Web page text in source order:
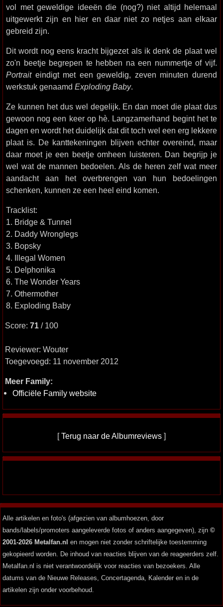
vol met geweldige ideeën die (nog?) niet altijd helemaal
uitgewerkt zijn en hier en daar niet zo netjes aan elkaar
gebreid zijn.
Dit wordt nog eens kracht bijgezet als ik denk de plaat wel
zo'n beetje begrepen te hebben na een nummertje of vijf.
Portraiteindigt met een geweldig, zeven minuten durend
werkstuk genaamd Exploding Baby.
Ze kunnen het dus wel degelijk. En dan moet die plaat dus
gewoon nog een keer op hè. Langzamerhand begint het te
dagen en wordt het duidelijk dat dit toch wel een erg lekkere
plaat is. De kanttekeningen blijven echter overeind, maar
daar moet je een beetje omheen luisteren. Dan begrijp je
wel wat de mannen bedoelen. Als de heren zelf wat meer
aandacht aan het overbrengen van hun bedoelingen
schenken, kunnen ze een heel eind komen.
Tracklist:
1. Bridge & Tunnel
2. Daddy Wronglegs
3. Bopsky
4. Illegal Women
5. Delphonika
6. The Wonder Years
7. Othermother
8. Exploding Baby
Score: 71 / 100
Reviewer: Wouter
Toegevoegd: 11 november 2012
Meer Family:
Officiële Family website
[Terug naar de Albumreviews ]
Alle artikelen en foto's (afgezien van albumhoezen, door
bands/labels/promoters aangeleverde fotos of anders aangegeven), zijn ©
2001-2026 Metalfan.nl en mogen niet zonder schriftelijke toestemming
gekopieerd worden. De inhoud van reacties blijven van de reageerders zelf.
Metalfan.nl is niet verantwoordelijk voor reacties van bezoekers. Alle
datums van de Nieuwe Releases, Concertagenda, Kalender en in de
artikelen zijn onder voorbehoud.